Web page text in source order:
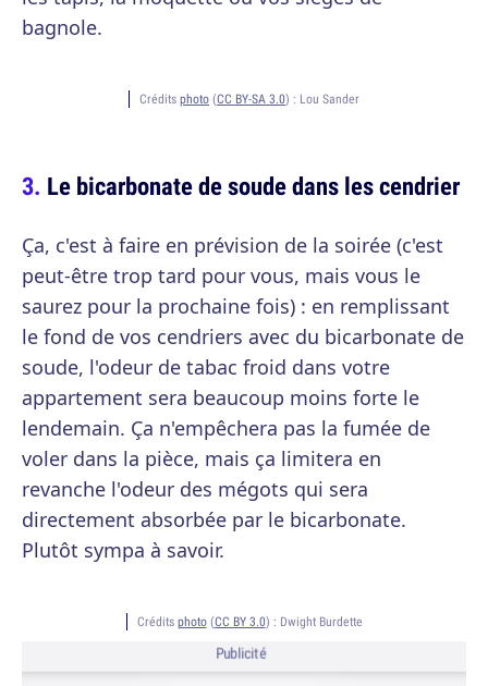
bagnole.
Crédits photo (CC BY-SA 3.0) : Lou Sander
Le bicarbonate de soude dans les cendrier
Ça, c'est à faire en prévision de la soirée (c'est
peut-être trop tard pour vous, mais vous le
saurez pour la prochaine fois) : en remplissant
le fond de vos cendriers avec du bicarbonate de
soude, l'odeur de tabac froid dans votre
appartement sera beaucoup moins forte le
lendemain. Ça n'empêchera pas la fumée de
voler dans la pièce, mais ça limitera en
revanche l'odeur des mégots qui sera
directement absorbée par le bicarbonate.
Plutôt sympa à savoir.
Crédits photo(CC BY 3.0) : Dwight Burdette
Publicité